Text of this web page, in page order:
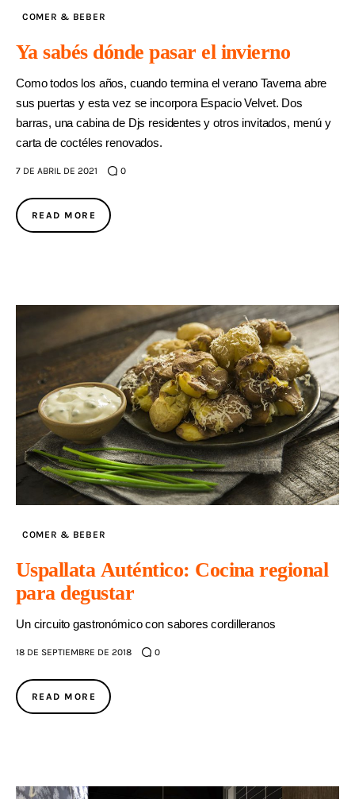
COMER & BEBER
Ya sabés dónde pasar el invierno
Como todos los años, cuando termina el verano Taverna abre
sus puertas y esta vez se incorpora Espacio Velvet. Dos
barras, una cabina de Djs residentes y otros invitados, menú y
carta de coctéles renovados.
7 DE ABRIL DE 2021 0
READ MORE
COMER & BEBER
Uspallata Auténtico: Cocina regional
para degustar
Un circuito gastronómico con sabores cordilleranos
18 DE SEPTIEMBRE DE 2018 0
READ MORE